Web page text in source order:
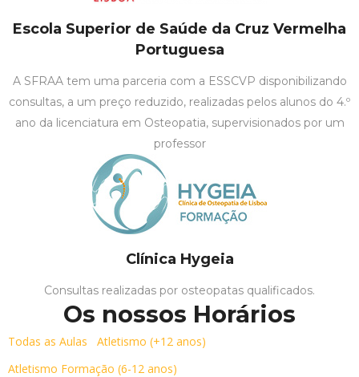
Escola Superior de Saúde da Cruz Vermelha
Portuguesa
A SFRAA tem uma parceria com a ESSCVP disponibilizando
consultas, a um preço reduzido, realizadas pelos alunos do 4.º
ano da licenciatura em Osteopatia, supervisionados por um
professor
Clínica Hygeia
Consultas realizadas por osteopatas qualificados.
Os nossos Horários
Todas as Aulas
Atletismo (+12 anos)
Atletismo Formação (6-12 anos)